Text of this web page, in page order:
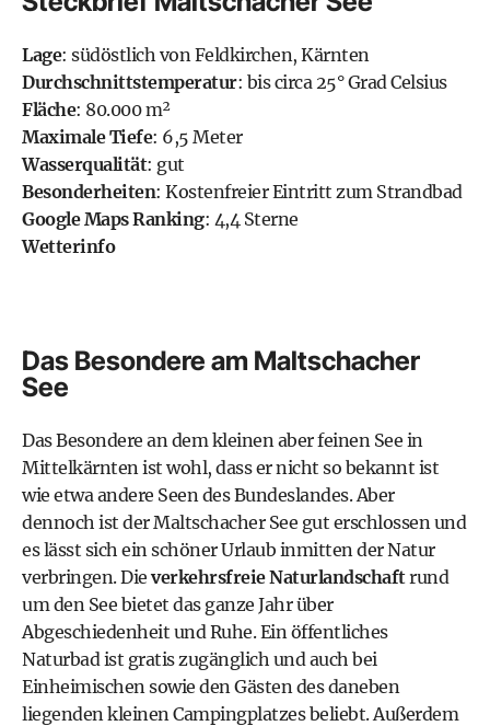
Lage: südöstlich von Feldkirchen, Kärnten
Durchschnittstemperatur: bis circa 25° Grad Celsius
Fläche: 80.000 m²
Maximale Tiefe: 6,5 Meter
Wasserqualität: gut
Besonderheiten: Kostenfreier Eintritt zum Strandbad
Google Maps Ranking: 4,4 Sterne
Wetterinfo
Das Besondere am Maltschacher
See
Das Besondere an dem kleinen aber feinen See in
Mittelkärnten ist wohl, dass er nicht so bekannt ist
wie etwa andere Seen des Bundeslandes. Aber
dennoch ist der Maltschacher See gut erschlossen und
es lässt sich ein schöner Urlaub inmitten der Natur
verbringen. Die verkehrsfreie Naturlandschaftrund
um den See bietet das ganze Jahr über
Abgeschiedenheit und Ruhe. Ein öffentliches
Naturbad ist gratis zugänglich und auch bei
Einheimischen sowie den Gästen des daneben
liegenden kleinen Campingplatzes beliebt. Außerdem